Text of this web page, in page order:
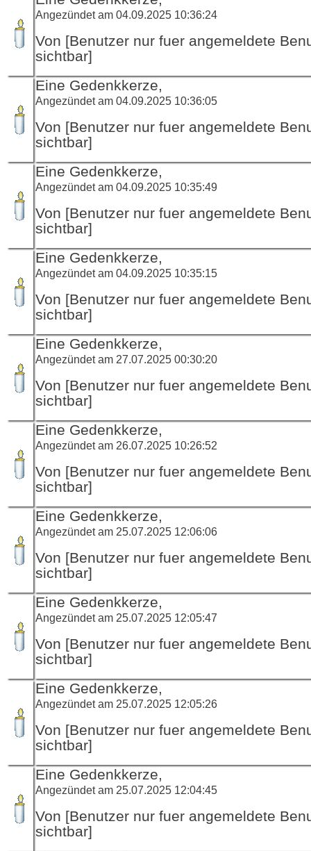
Angezündet am 04.09.2025 10:36:24
Von [Benutzer nur fuer angemeldete
sichtbar]
Eine Gedenkkerze,
Angezündet am 04.09.2025 10:36:05
Von [Benutzer nur fuer angemeldete
sichtbar]
Eine Gedenkkerze,
Angezündet am 04.09.2025 10:35:49
Von [Benutzer nur fuer angemeldete
sichtbar]
Eine Gedenkkerze,
Angezündet am 04.09.2025 10:35:15
Von [Benutzer nur fuer angemeldete
sichtbar]
Eine Gedenkkerze,
Angezündet am 27.07.2025 00:30:20
Von [Benutzer nur fuer angemeldete
sichtbar]
Eine Gedenkkerze,
Angezündet am 26.07.2025 10:26:52
Von [Benutzer nur fuer angemeldete
sichtbar]
Eine Gedenkkerze,
Angezündet am 25.07.2025 12:06:06
Von [Benutzer nur fuer angemeldete
sichtbar]
Eine Gedenkkerze,
Angezündet am 25.07.2025 12:05:47
Von [Benutzer nur fuer angemeldete
sichtbar]
Eine Gedenkkerze,
Angezündet am 25.07.2025 12:05:26
Von [Benutzer nur fuer angemeldete
sichtbar]
Eine Gedenkkerze,
Angezündet am 25.07.2025 12:04:45
Von [Benutzer nur fuer angemeldete
sichtbar]